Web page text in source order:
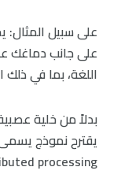
على سبيل
على جانب دماغك
اللغة، بما في
بدلاً من خلية